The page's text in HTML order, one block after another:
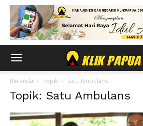
Beranda Topik Satu Ambulans
Topik: Satu Ambulans